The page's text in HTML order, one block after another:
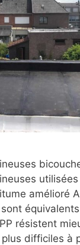
amélioré
résistent
difficiles à